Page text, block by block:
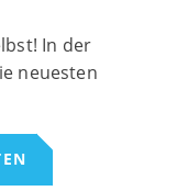
In der
neuesten